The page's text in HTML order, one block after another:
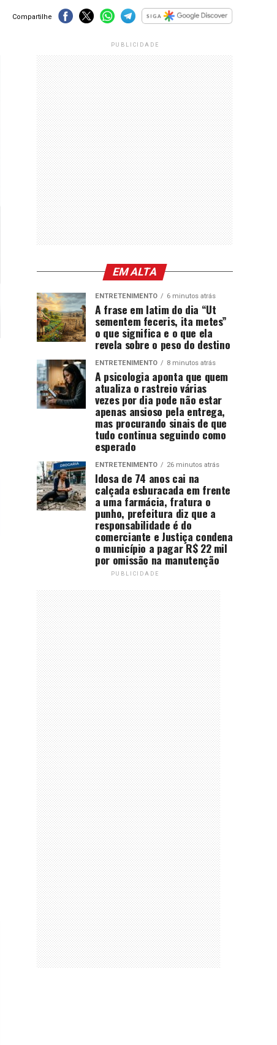
Compartilhe
PUBLICIDADE
EM ALTA
ENTRETENIMENTO 6 minutos atrás
A frase em latim do dia “Ut
sementem feceris, ita metes”
o que significa e o que ela
revela sobre o peso do destino
ENTRETENIMENTO 8 minutos atrás
A psicologia aponta que quem
atualiza o rastreio várias
vezes por dia pode não estar
apenas ansioso pela entrega,
mas procurando sinais de que
tudo continua seguindo como
esperado
ENTRETENIMENTO 26 minutos atrás
Idosa de 74 anos cai na
calçada esburacada em frente
a uma farmácia, fratura o
punho, prefeitura diz que a
responsabilidade é do
comerciante e Justiça condena
o município a pagar R$ 22 mil
por omissão na manutenção
PUBLICIDADE